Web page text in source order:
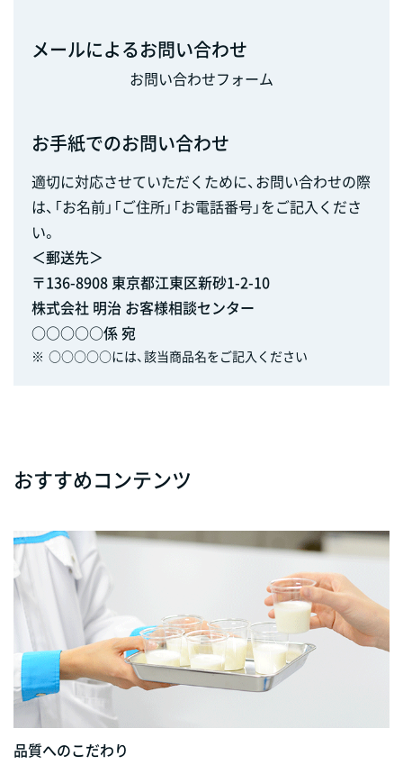
メールによるお問い合わせ
お問い合わせフォーム
お手紙でのお問い合わせ
適切に対応させていただくために、お問い合わせの際
は、「お名前」「ご住所」「お電話番号」をご記入くださ
い。
＜郵送先＞
〒136-8908 東京都江東区新砂1-2-10
株式会社 明治 お客様相談センター
○○○○○係 宛
※ ○○○○○には、該当商品名をご記入ください
おすすめコンテンツ
品質へのこだわり